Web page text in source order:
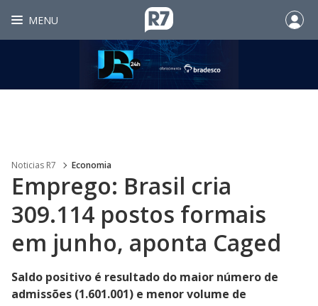
MENU
Noticias R7 Economia
Emprego: Brasil cria
309.114 postos formais
em junho, aponta Caged
Saldo positivo é resultado do maior número de
admissões (1.601.001) e menor volume de